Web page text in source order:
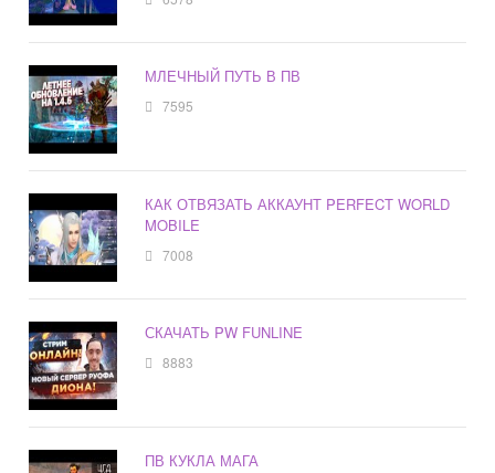
МЛЕЧНЫЙ ПУТЬ В ПВ
7595
КАК ОТВЯЗАТЬ АККАУНТ PERFECT WORLD
MOBILE
7008
СКАЧАТЬ PW FUNLINE
8883
ПВ КУКЛА МАГА